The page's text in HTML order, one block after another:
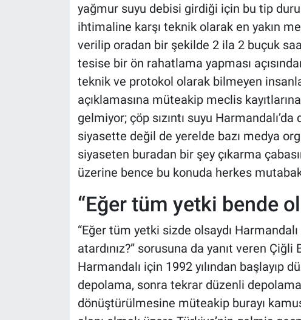
yağmur suyu debisi girdiği için bu tip
ihtimaline karşı teknik olarak en yakın
verilip oradan bir şekilde 2 ila 2 buçuk
tesise bir ön rahatlama yapması
teknik ve protokol olarak bilmeyen
açıklamasına müteakip meclis
gelmiyor; çöp sızıntı suyu
siyasette değil de yerelde bazı medya
siyaseten buradan bir şey çıkarma
üzerine bence bu konuda herkes
“Eğer tüm yetki bende
“Eğer tüm yetki sizde olsaydı
atardınız?” sorusuna da yanıt veren Çiğli
Harmandalı için 1992 yılından başlayıp
depolama, sonra tekrar düzenli
dönüştürülmesine müteakip burayı